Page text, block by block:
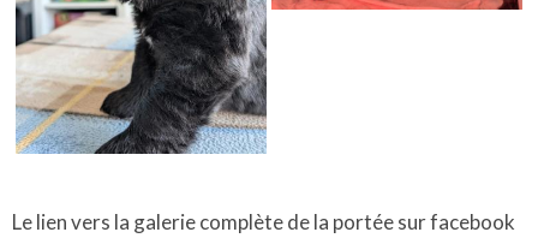
Le lien vers la galerie complète de la portée sur facebook